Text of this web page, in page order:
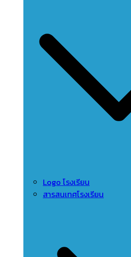
Logo โรงเรียน
สารสนเทศโรงเรียน